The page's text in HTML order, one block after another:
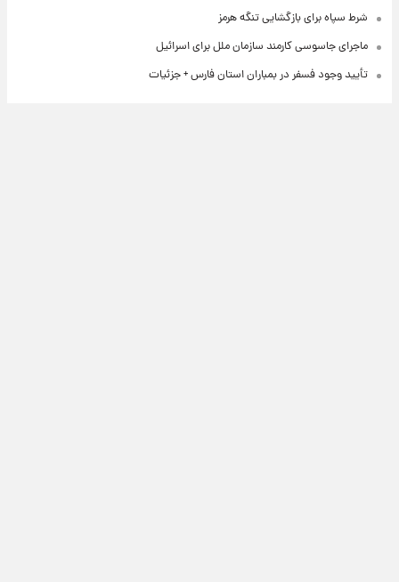
شرط سپاه برای بازگشایی تنگه هرمز
ماجرای جاسوسی کارمند سازمان ملل برای اسرائیل
تأیید وجود فسفر در بمباران استان فارس + جزئیات